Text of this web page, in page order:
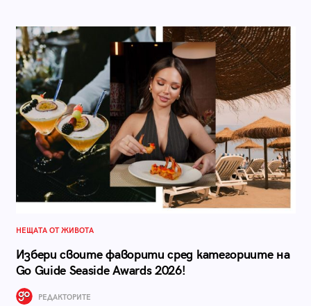
НЕЩАТА ОТ ЖИВОТА
Избери своите фаворити сред категориите на
Go Guide Seaside Awards 2026!
РЕДАКТОРИТЕ